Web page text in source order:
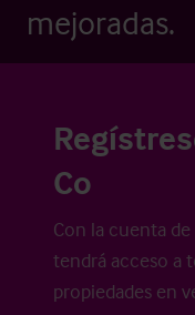
mejoradas.
Co
Con la cuenta
tendrá acceso a
propiedades en